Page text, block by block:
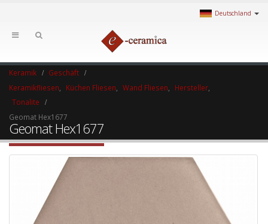
Deutschland
Keramik
Geschäft
Keramikfliesen
Küchen Fliesen Wand Fliesen Hersteller
Tonalite
Geomat Hex1677
Geomat Hex1677